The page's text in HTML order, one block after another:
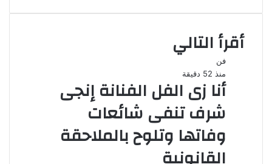
أقرأ التالي
فن
منذ 52 دقيقة
أنا زى الفل الفنانة إنجى
شرف تنفى شائعات
وفاتها وتلوح بالملاحقة